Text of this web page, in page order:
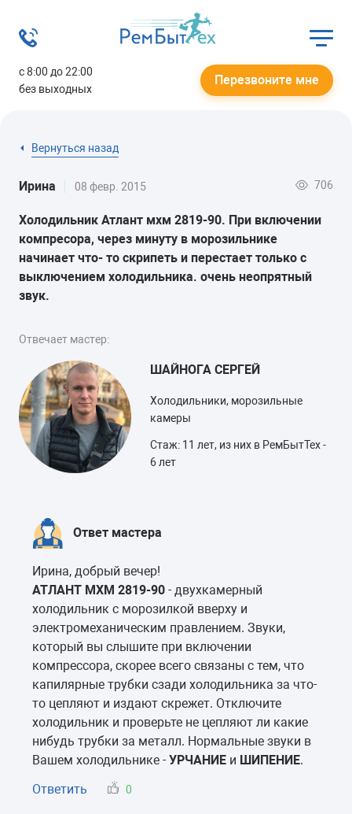
с 8:00 до 22:00
без выходных
Перезвоните мне
Вернуться назад
Ирина 08 февр. 2015 706
Холодильник Атлант мхм 2819-90. При включении
компресора, через минуту в морозильнике
начинает что- то скрипеть и перестает только с
выключением холодильника. очень неопрятный
звук.
Отвечает мастер:
ШАЙНОГА СЕРГЕЙ
Холодильники, морозильные
камеры
Стаж: 11 лет, из них в РемБытТех -
6 лет
Ответ мастера
Ирина, добрый вечер!
АТЛАНТ МХМ 2819-90 - двухкамерный
холодильник с морозилкой вверху и
электромеханическим правлением. Звуки,
который вы слышите при включении
компрессора, скорее всего связаны с тем, что
капилярные трубки сзади холодильника за что-
то цепляют и издают скрежет. Отключите
холодильник и проверьте не цепляют ли какие
нибудь трубки за металл. Нормальные звуки в
Вашем холодильнике - УРЧАНИЕ и ШИПЕНИЕ.
Ответить
0